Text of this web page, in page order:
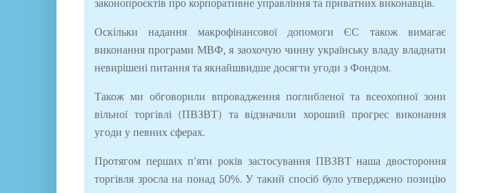
законопроєктів про корпоративне управління та приватних виконавців.
Оскільки надання макрофінансової допомоги ЄС також вимагає
виконання програми МВФ, я заохочую чинну українську владу владнати
невирішені питання та якнайшвидше досягти угоди з Фондом.
Також ми обговорили впровадження поглибленої та всеохопної зони
вільної торгівлі (ПВЗВТ) та відзначили хороший прогрес виконання
угоди у певних сферах.
Протягом перших п'яти років застосування ПВЗВТнаша двостороння
торгівля зросла на понад 50%. У такий спосіб було утверджено позицію